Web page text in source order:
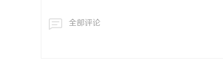
全部评论